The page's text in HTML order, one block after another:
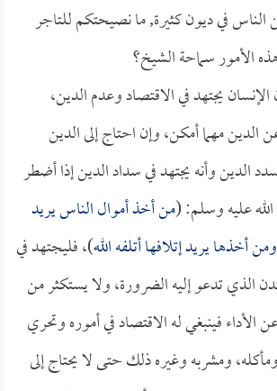
في ديون كثيرة, ما نصيحتكم للتاجر
الأمور سماحة الشيخ؟
يجتهد في الاقتصاد وعدم الدين،
الدين مهما أمكن، وإن احتاج إلى الدين
الدين وأنه يجتهد في سداد الدين إذا أضطر
عليه وسلم: (من أخذ أموال الناس يريد
أخذها يريد إتلافها أتلفه الله)، فليجتهد في
الذي تدعو إليه الضرورة، ولا يستكثر من
الأداء فينبغي له الاقتصاد في أموره وتحري
ومشربه وغيره ذلك حتى لا يحتاج إلى